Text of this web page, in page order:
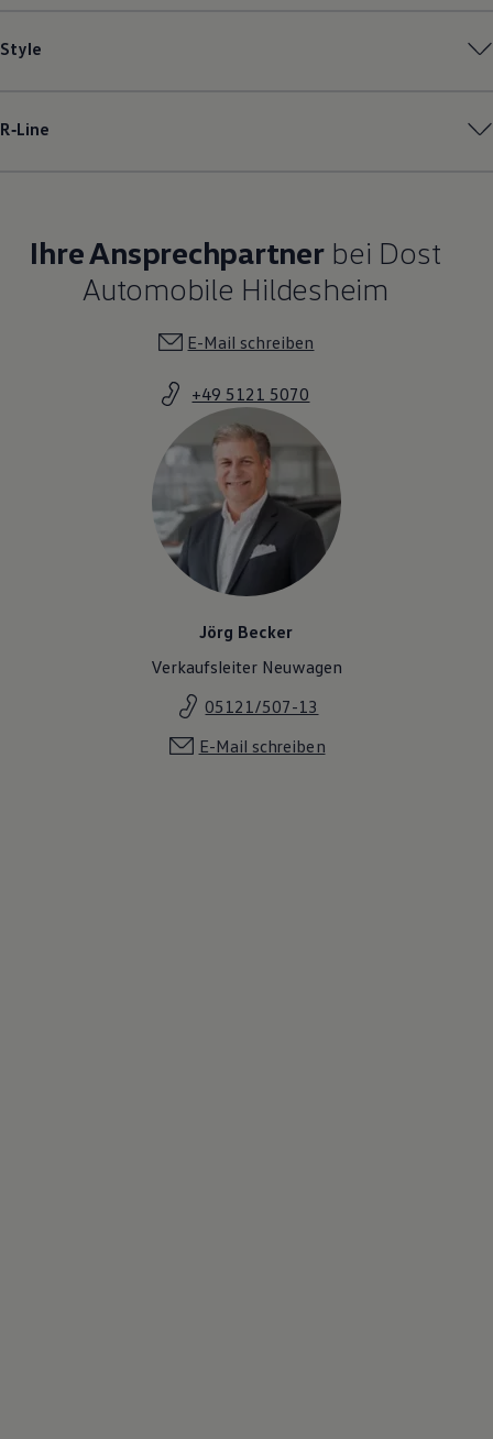
Style
R‑Line
Ihre Ansprechpartnerbei Dost
Automobile Hildesheim
E-Mail schreiben
+49 5121 5070
Jörg Becker
Verkaufsleiter Neuwagen
05121/507-13
E-Mail schreiben